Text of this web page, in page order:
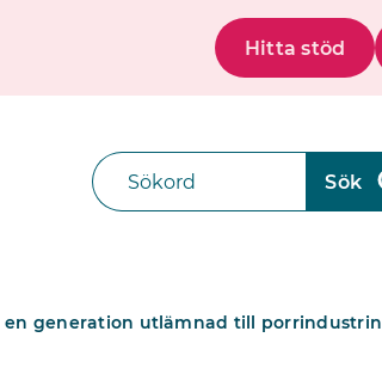
Hitta stöd
en generation utlämnad till porrindustrin